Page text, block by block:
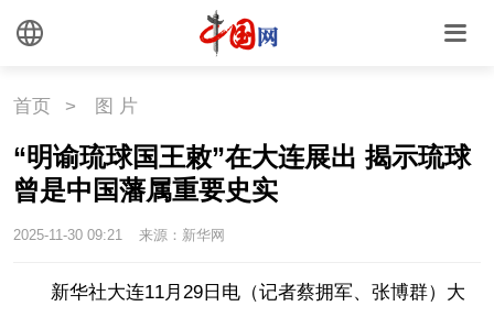
首页 > 图 片
“明谕琉球国王敕”在大连展出 揭示琉球
曾是中国藩属重要史实
2025-11-30 09:21 来源：新华网
新华社大连11月29日电（记者蔡拥军、张博群）大